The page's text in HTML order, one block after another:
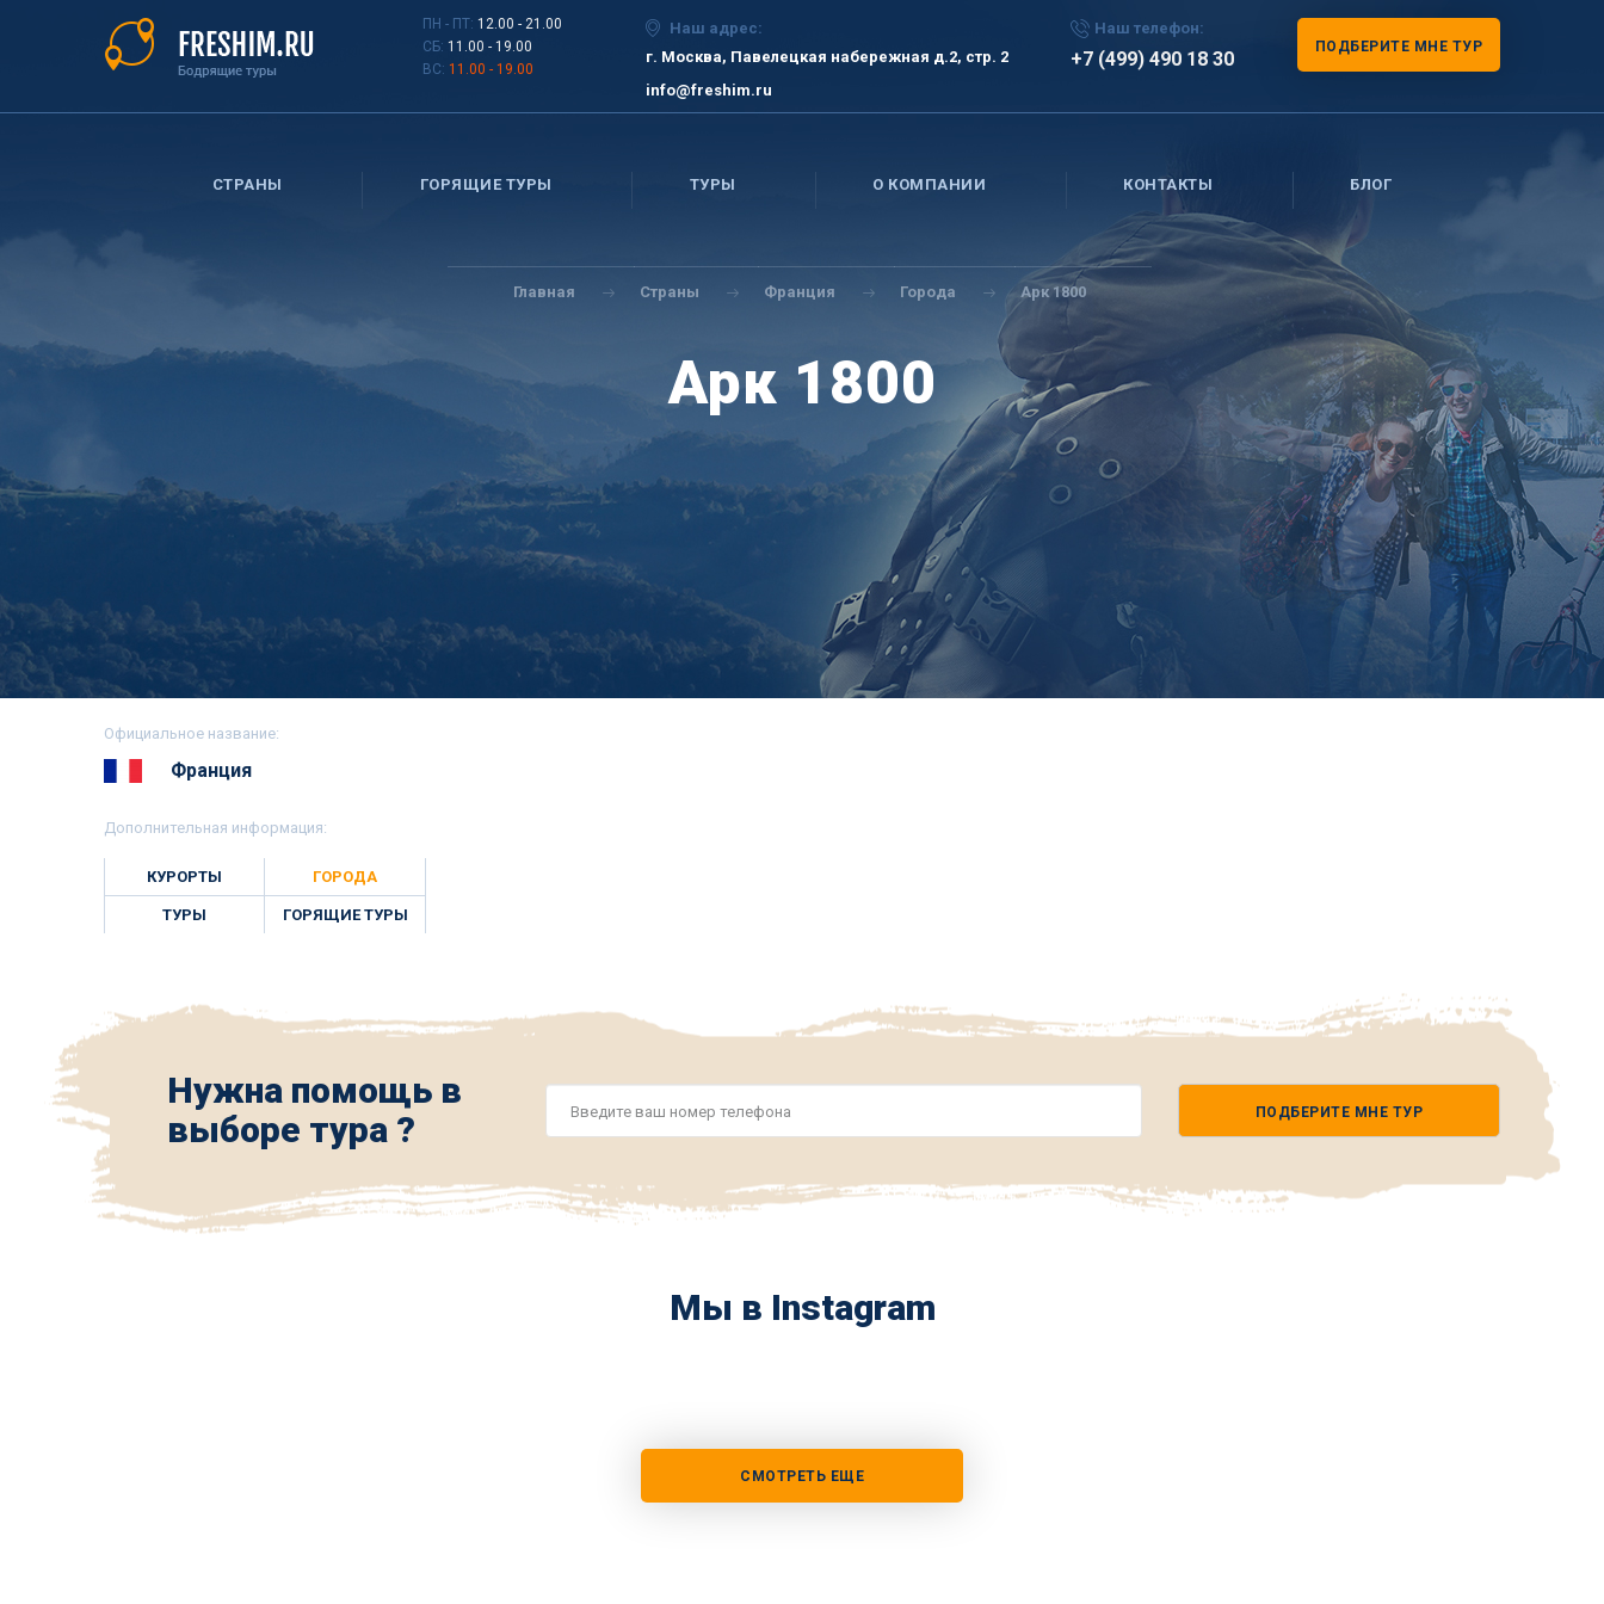
ПН - ПТ: 12.00 - 21.00
СБ: 11.00 - 19.00
ВС: 11.00 - 19.00
Наш адрес:
г. Москва, Павелецкая набережная д.2, стр. 2
info@freshim.ru
Наш телефон:
+7 (499) 490 18 30
ПОДБЕРИТЕ МНЕ ТУР
СТРАНЫ ГОРЯЩИЕ ТУРЫ ТУРЫ О КОМПАНИИ КОНТАКТЫ БЛОГ
Вы
здесь
Главная Страны Франция Города Арк 1800
Арк 1800
Официальное название:
Франция
Дополнительная информация:
КУРОРТЫ ГОРОДА
ТУРЫ ГОРЯЩИЕ ТУРЫ
Нужна помощь в
выборе тура ?
*
ПОДБЕРИТЕ МНЕ ТУР
Мы в Instagram
СМОТРЕТЬ ЕЩЕ